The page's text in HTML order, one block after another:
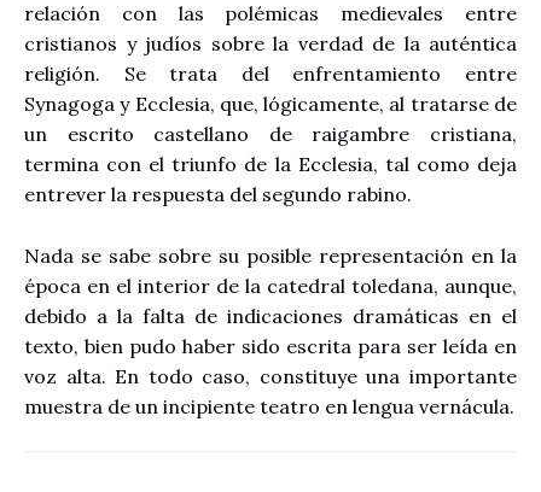
relación con las polémicas medievales entre
cristianos y judíos sobre la verdad de la auténtica
religión. Se trata del enfrentamiento entre
Synagoga y Ecclesia, que, lógicamente, al tratarse de
un escrito castellano de raigambre cristiana,
termina con el triunfo de la Ecclesia, tal como deja
entrever la respuesta del segundo rabino.
Nada se sabe sobre su posible representación en la
época en el interior de la catedral toledana, aunque,
debido a la falta de indicaciones dramáticas en el
texto, bien pudo haber sido escrita para ser leída en
voz alta. En todo caso, constituye una importante
muestra de un incipiente teatro en lengua vernácula.